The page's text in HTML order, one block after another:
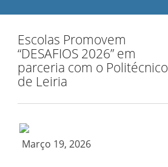
Escolas Promovem
“DESAFIOS 2026” em
parceria com o Politécnico
de Leiria
Março 19, 2026